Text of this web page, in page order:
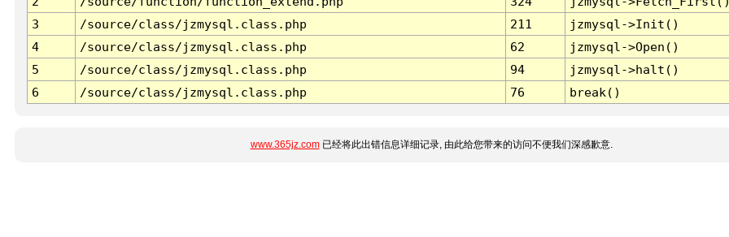
3
/source/class/jzmysql.class.php 211
jzmysql->Init()
4
/source/class/jzmysql.class.php 62
jzmysql->Open()
5
/source/class/jzmysql.class.php 94
jzmysql->halt()
6
/source/class/jzmysql.class.php 76 break()
www.365jz.com已经将此出错信息详细记录, 由此给您带来的访问不便我们深感歉意.